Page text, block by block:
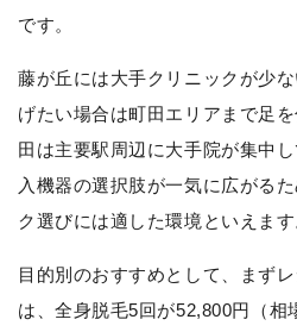
です。
藤が丘には大手クリニックが少
げたい場合は町田エリアまで足
田は主要駅周辺に大手院が集中
入機器の選択肢が一気に広がる
ク選びには適した環境といえます
目的別のおすすめとして、まず
は、全身脱毛5回が52,800円（相